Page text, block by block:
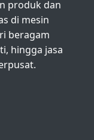
produk dan
di mesin
beragam
hingga jasa